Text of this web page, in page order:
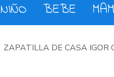
NIÑO BEBE
ZAPATILLA DE CASA IGOR